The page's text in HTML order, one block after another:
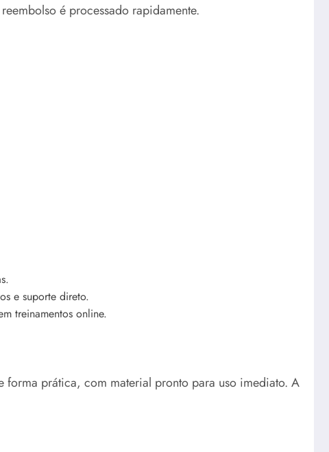
é processado rapidamente.
e suporte direto.
treinamentos online.
forma prática, com material pronto para uso imediato. A